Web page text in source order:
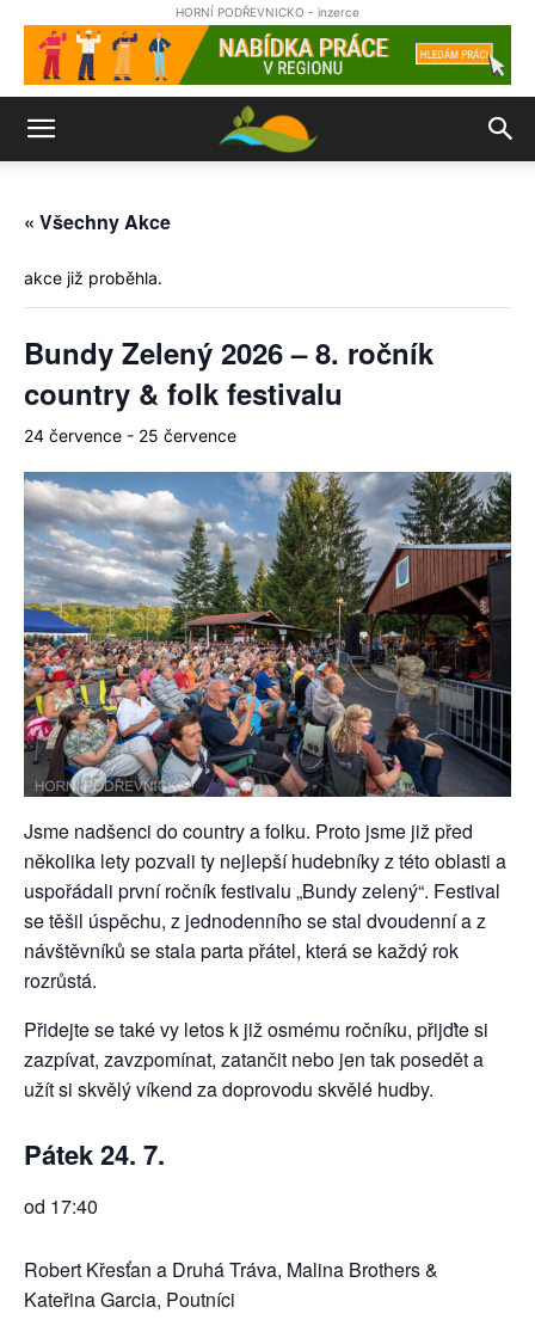
HORNÍ PODŘEVNICKO - inzerce
« Všechny Akce
akce již proběhla.
Bundy Zelený 2026 – 8. ročník
country & folk festivalu
24 července - 25 července
Jsme nadšenci do country a folku. Proto jsme již před
několika lety pozvali ty nejlepší hudebníky z této oblasti a
uspořádali první ročník festivalu „Bundy zelený“. Festival
se těšil úspěchu, z jednodenního se stal dvoudenní a z
návštěvníků se stala parta přátel, která se každý rok
rozrůstá.
Přidejte se také vy letos k již osmému ročníku, přijďte si
zazpívat, zavzpomínat, zatančit nebo jen tak posedět a
užít si skvělý víkend za doprovodu skvělé hudby.
Pátek 24. 7.
od 17:40
Robert Křesťan a Druhá Tráva, Malina Brothers &
Kateřina Garcia, Poutníci